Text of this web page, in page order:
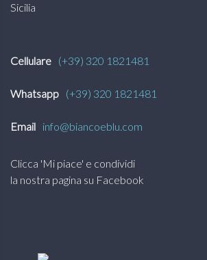
Sicilia
Cellulare (+39) 320 1821481
Whatsapp (+39) 320 1821481
Email info@biancoeblu.com
Clicca 'Mi piace' e condividi
la nostra pagina su Facebook